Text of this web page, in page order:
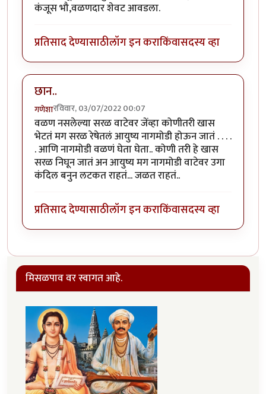
कंजूस भौ,वळणदार शेवट आवडला.
प्रतिसाद देण्यासाठीलॉग इन कराकिंवासदस्य व्हा
छान..
गणेशारविवार, 03/07/2022 00:07
वळण नसलेल्या सरळ वाटेवर जेंव्हा कोणीतरी खास
भेटतं मग सरळ रेषेतलं आयुष्य नागमोडी होऊन जातं . . . .
. आणि नागमोडी वळणं घेता घेता.. कोणी तरी हे खास
सरळ निघून जातं अन आयुष्य मग नागमोडी वाटेवर उगा
कंदिल बनुन लटकत राहतं... जळत राहतं..
प्रतिसाद देण्यासाठीलॉग इन कराकिंवासदस्य व्हा
मिसळपाव वर स्वागत आहे.